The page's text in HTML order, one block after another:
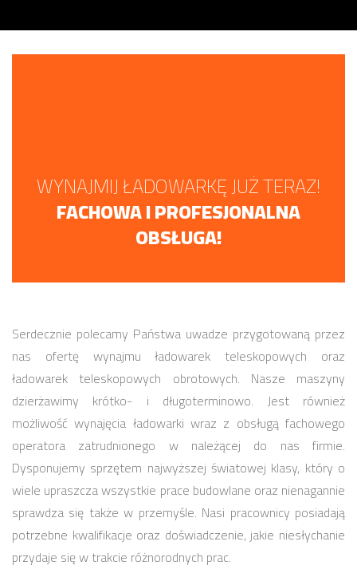
WYNAJMIJ ŁADOWARKĘ JUŻ TERAZ!
FACHOWA I PROFESJONALNA
OBSŁUGA!
Serdecznie polecamy Państwa uwadze przygotowaną przez
nas ofertę wynajmu ładowarek teleskopowych oraz
ładowarek teleskopowych obrotowych. Nasze maszyny
dzierżawimy krótko- i długoterminowo. Jest również
możliwość wynajęcia ładowarki wraz z obsługą fachowego
operatora zatrudnionego w należącej do nas firmie.
Dysponujemy sprzętem najwyższej światowej klasy, który o
wiele upraszcza wszystkie prace budowlane oraz nienagannie
sprawdza się także w przemyśle. Nasi pracownicy posiadają
potrzebne kwalifikacje oraz doświadczenie, jakie niesłychanie
przydaje się w trakcie różnorodnych prac.